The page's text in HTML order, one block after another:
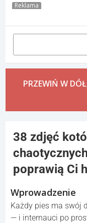
Reklama
PRZEWIŃ W
38 zdjęć
poprawią Ci
Wprowadzenie
Każdy pies ma swój
— i internauci po